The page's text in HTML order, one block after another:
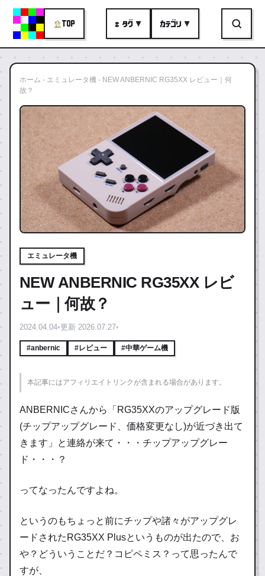
TOP # タグ ▼ カテゴリ ▼
ホーム - エミュレータ機 - NEW ANBERNIC RG35XX レビュー｜何
故？
エミュレータ機
NEW ANBERNIC RG35XX レビ
ュー｜何故？
2024.04.04•更新 2026.07.27•
#anbernic #レビュー #中華ゲーム機
本記事にはアフィリエイトリンクが含まれる場合があります。
ANBERNICさんから「RG35XXのアップグレード版
(チップアップグレード、価格変更なし)が近づき出て
きます」と連絡が来て・・・チップアップグレー
ド・・・？
ってなったんですよね。
というのもちょっと前にチップや諸々がアップグレ
ードされたRG35XX Plusというものが出たので、お
や？どういうことだ？コピペミス？って思ったんで
すが、